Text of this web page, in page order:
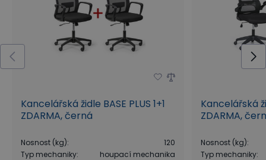
jsou plovoucí podlahy, parkety, beton, dlažba apod.
Kolečka pro tvrdé podlahy se také označují
jako
„měkká“
, jelikož jsou potažena měkčenou
vrstvou, která
nezanechává nechtěné stopy
na
kolečka pro měkké podlahy, která najdete v
příslušenství.
Kancelářská židle BASE PLUS 1+1
ZDARMA, černá
Nosnost (kg):
120
Typ mechaniky:
houpací mechanika
Kancelářská
ZDARMA,
Nosnost (kg):
Typ mechaniky: